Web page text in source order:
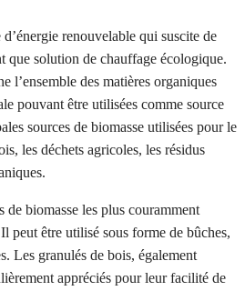
renouvelable qui suscite de
que solution de chauffage écologique.
l’ensemble des matières organiques
pouvant être utilisées comme source
sources de biomasse utilisées pour le
les déchets agricoles, les résidus
de biomasse les plus couramment
peut être utilisé sous forme de bûches,
Les granulés de bois, également
appréciés pour leur facilité de